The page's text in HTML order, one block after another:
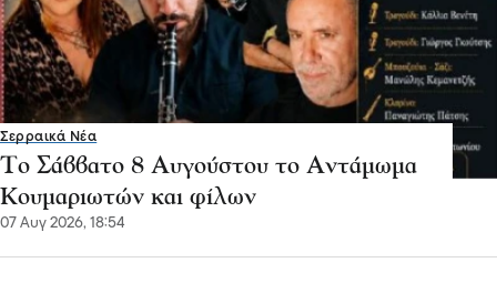
Σερραικά Νέα
Το Σάββατο 8 Αυγούστου το Αντάμωμα
Κουμαριωτών και φίλων
07 Αυγ 2026, 18:54